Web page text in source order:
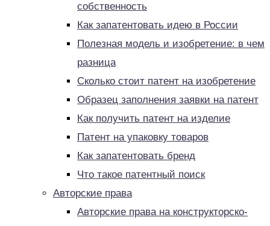
собственность
Как запатентовать идею в России
Полезная модель и изобретение: в чем
разница
Сколько стоит патент на изобретение
Образец заполнения заявки на патент
Как получить патент на изделие
Патент на упаковку товаров
Как запатентовать бренд
Что такое патентный поиск
Авторские права
Авторские права на конструкторско-